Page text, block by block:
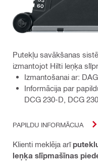
Putekļu savākšanas
izmantojot Hilti leņķa
Izmantošanai ar:
Informācija par
DCG 230-D, DCG
PAPILDU INFORMĀCIJA
Klienti meklēja arī
leņķa slīpmašīnas